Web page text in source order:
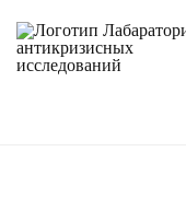
Главная Новости